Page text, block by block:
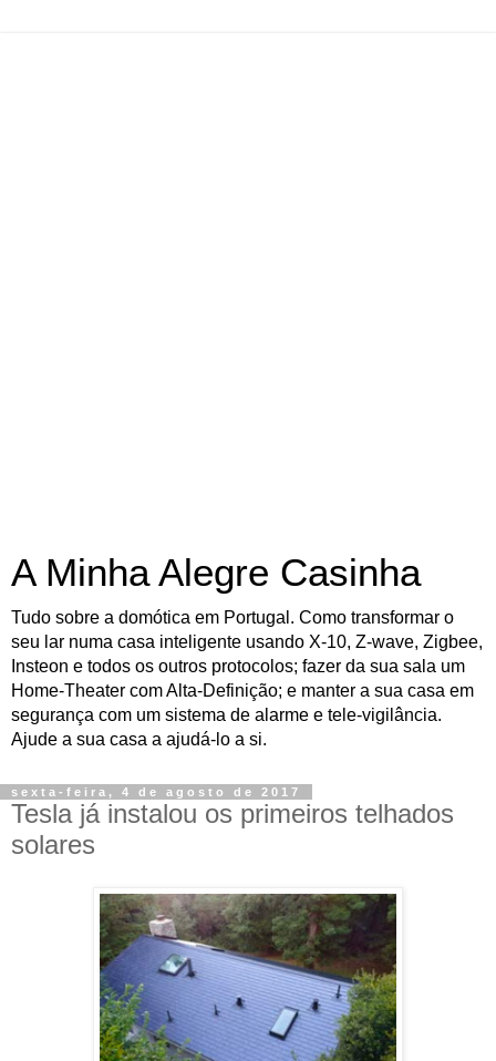
A Minha Alegre Casinha
Tudo sobre a domótica em Portugal. Como transformar o
seu lar numa casa inteligente usando X-10, Z-wave, Zigbee,
Insteon e todos os outros protocolos; fazer da sua sala um
Home-Theater com Alta-Definição; e manter a sua casa em
segurança com um sistema de alarme e tele-vigilância.
Ajude a sua casa a ajudá-lo a si.
sexta-feira, 4 de agosto de 2017
Tesla já instalou os primeiros telhados
solares